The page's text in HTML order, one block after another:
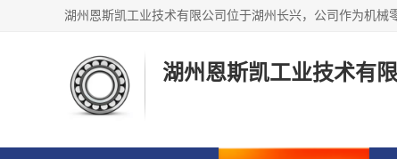
湖州恩斯凯工业技术有